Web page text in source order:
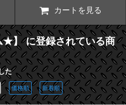
カートを見る
】 に登録されている商
た
価格順 新着順